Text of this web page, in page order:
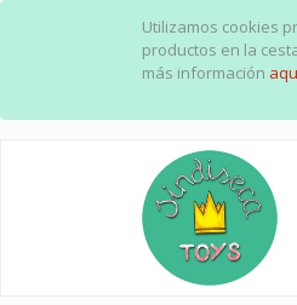
Utilizamos cookies
productos en la
más información